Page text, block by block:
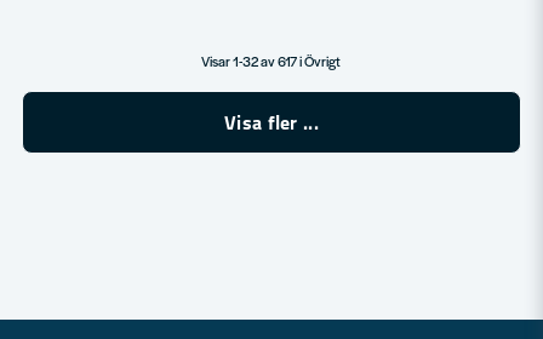
Visar 1-32 av 617 i Övrigt
Visa fler ...